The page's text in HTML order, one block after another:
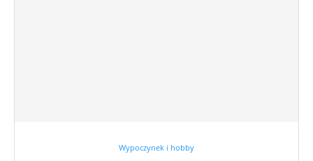
Wypoczynek i hobby